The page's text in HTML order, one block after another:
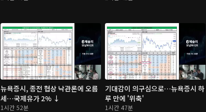
뉴욕증시, 종전 협상 낙관론에 오름
세…국제유가 2% ↓
1시간 52분
기대감이 의구심으로…뉴욕증시 하
루 만에 '위축'
1시간 47분